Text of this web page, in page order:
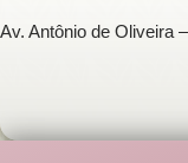
Av. Antônio de Oliveira